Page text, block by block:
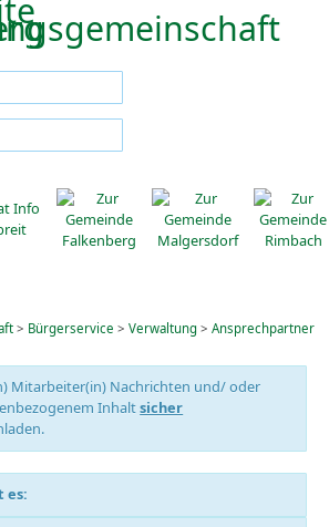
oder
> Bürgerservice > Verwaltung> Ansprechpartner
Mitarbeiter(in) Nachrichten und/ oder
Inhaltsicher
es: